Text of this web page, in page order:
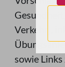
Verkehr),
sowie